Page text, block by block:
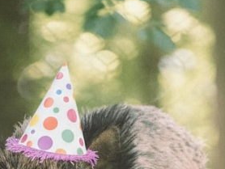
er designet til kvinder, der søger både
til det danske klima.
en stødabsorberende mellemsål
hvilket giver ekstra komfort og stabilitet.
og de fine detaljer, får du en støvle,